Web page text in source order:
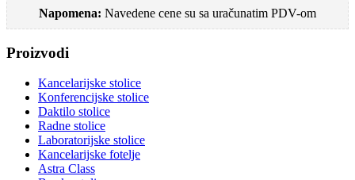
Napomena: Navedene cene su sa uračunatim PDV-om
Proizvodi
Kancelarijske stolice
Konferencijske stolice
Daktilo stolice
Radne stolice
Laboratorijske stolice
Kancelarijske fotelje
Astra Class